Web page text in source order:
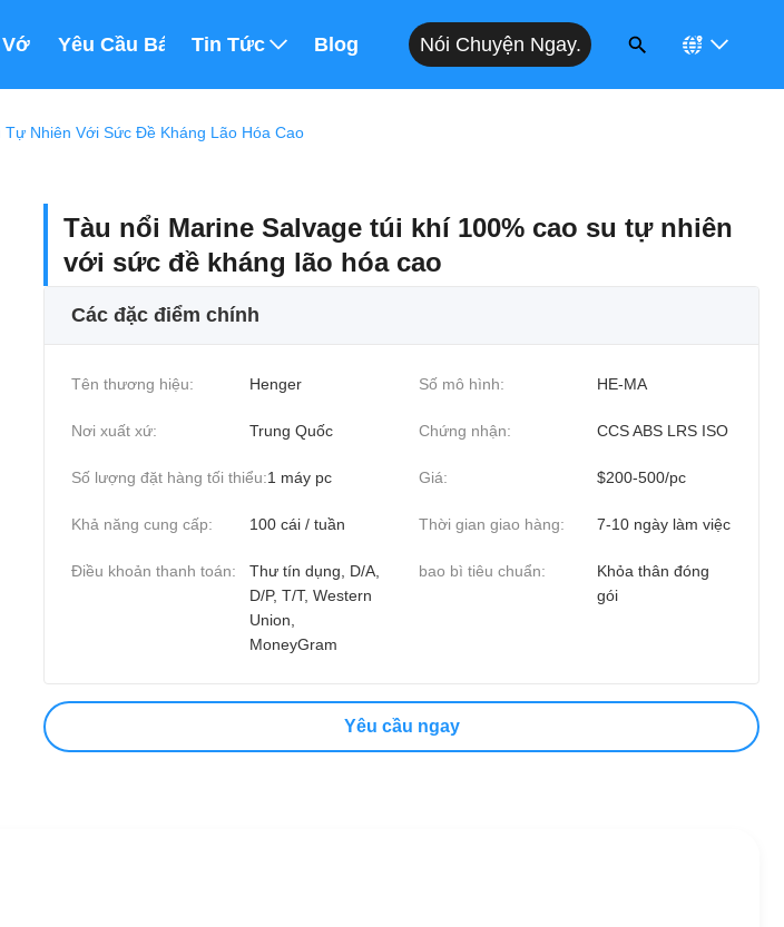
Chúng Tôi
Yêu Cầu Báo GiáTin Tức Blog Nói Chuyện Ngay.
Nhiên Với Sức Đề Kháng Lão Hóa Cao
Tàu nổi Marine Salvage túi khí 100% cao su tự nhiên
với sức đề kháng lão hóa cao
Các đặc điểm chính
Tên thương hiệu: Henger Số mô hình: HE-MA
Nơi xuất xứ: Trung Quốc Chứng nhận: CCS ABS LRS ISO
Số lượng đặt hàng tối thiểu:1 máy pc Giá: $200-500/pc
Khả năng cung cấp: 100 cái / tuần Thời gian giao hàng: 7-10 ngày làm việc
Điều khoản thanh toán:
Thư tín dụng, D/A,
D/P, T/T, Western
Union,
MoneyGram
bao bì tiêu chuẩn:
Khỏa thân đóng
gói
Yêu cầu ngay